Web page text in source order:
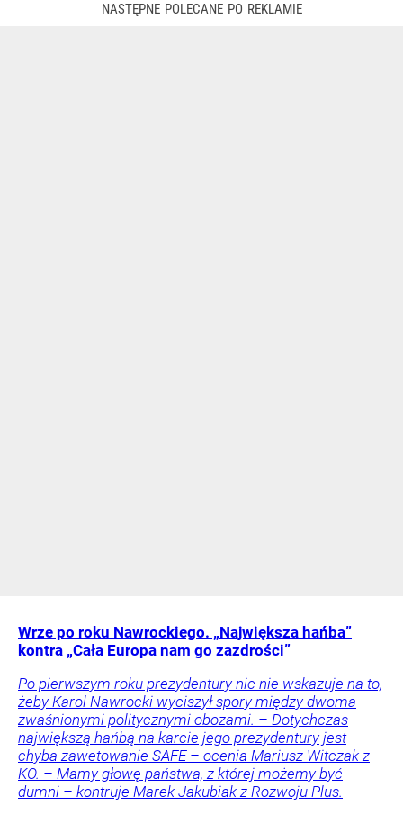
Wrze po roku Nawrockiego. „Największa hańba”
kontra „Cała Europa nam go zazdrości”
Po pierwszym roku prezydentury nic nie wskazuje na to,
żeby Karol Nawrocki wyciszył spory między dwoma
zwaśnionymi politycznymi obozami. – Dotychczas
największą hańbą na karcie jego prezydentury jest
chyba zawetowanie SAFE – ocenia Mariusz Witczak z
KO. – Mamy głowę państwa, z której możemy być
dumni – kontruje Marek Jakubiak z Rozwoju Plus.